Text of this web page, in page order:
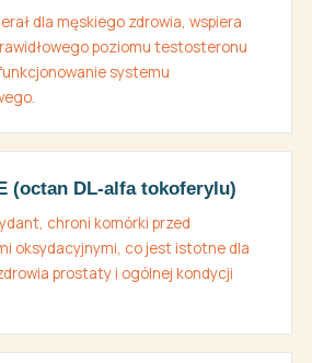
dla męskiego zdrowia, wspiera
poziomu testosteronu
systemu
(octan DL-alfa tokoferylu)
chroni komórki przed
oksydacyjnymi, co jest istotne dla
prostaty i ogólnej kondycji